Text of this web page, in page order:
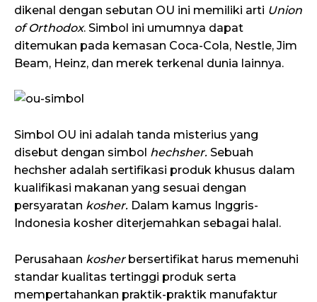
dikenal dengan sebutan OU ini memiliki arti Union
of Orthodox. Simbol ini umumnya dapat
ditemukan pada kemasan Coca-Cola, Nestle, Jim
Beam, Heinz, dan merek terkenal dunia lainnya.
Simbol OU ini adalah tanda misterius yang
disebut dengan simbol hechsher. Sebuah
hechsher adalah sertifikasi produk khusus dalam
kualifikasi makanan yang sesuai dengan
persyaratan kosher. Dalam kamus Inggris-
Indonesia kosher diterjemahkan sebagai halal.
Perusahaan kosherbersertifikat harus memenuhi
standar kualitas tertinggi produk serta
mempertahankan praktik-praktik manufaktur